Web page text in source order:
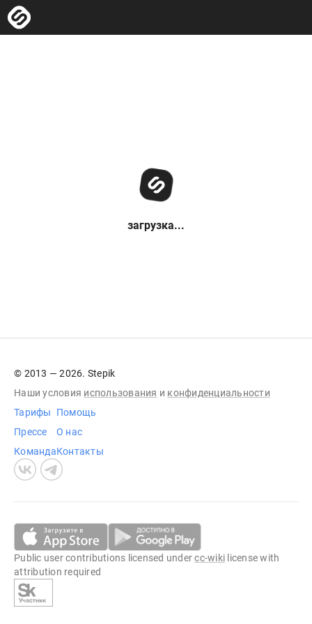
загрузка...
© 2013 — 2026. Stepik
Наши условия использования и конфиденциальности
Тарифы
Прессе
Команда
Помощь
О нас
Контакты
Public user contributions licensed undercc-wiki license with
attribution required